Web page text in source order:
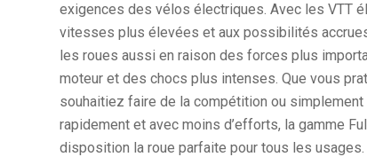
exigences des vélos électriques. Avec les VTT
vitesses plus élevées et aux possibilités
les roues aussi en raison des forces plus
moteur et des chocs plus intenses. Que vous
souhaitiez faire de la compétition ou
rapidement et avec moins d’efforts, la gamme
disposition la roue parfaite pour tous les usages.